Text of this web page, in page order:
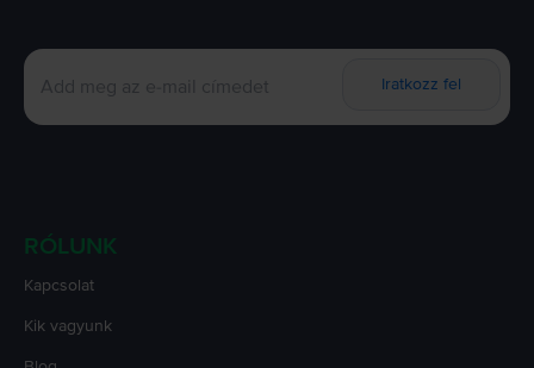
Iratkozz fel
RÓLUNK
Kapcsolat
Kik vagyunk